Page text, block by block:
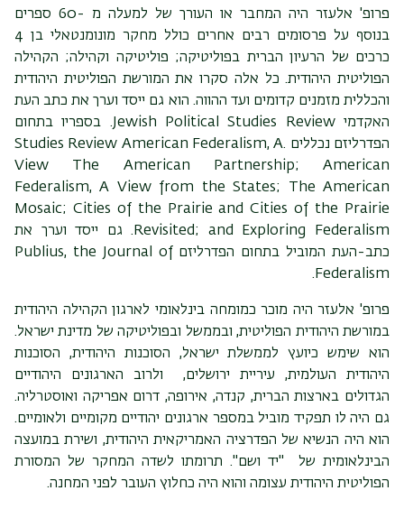
פרופ' אלעזר היה המחבר או העורך של למעלה מ -60 ספרים
בנוסף על פרסומים רבים אחרים כולל מחקר מונומנטאלי בן 4
כרכים של הרעיון הברית בפוליטיקה; פוליטיקה וקהילה; הקהילה
הפוליטית היהודית. כל אלה סקרו את המורשת הפוליטית היהודית
והכללית מזמנים קדומים ועד ההווה. הוא גם ייסד וערך את כתב העת
האקדמי Jewish Political Studies Review. בספריו בתחום
הפדרליזם נכללים .Studies Review American Federalism, A
View The American Partnership; American
Federalism, A View from the States; The American
Mosaic; Cities of the Prairie and Cities of the Prairie
Revisited; and Exploring Federalism. גם ייסד וערך את
כתב-העת המוביל בתחום הפדרליזם Publius, the Journal of
Federalism.
פרופ' אלעזר היה מוכר כמומחה בינלאומי לארגון הקהילה היהודית
במורשת היהודית הפוליטית, ובממשל ובפוליטיקה של מדינת ישראל.
הוא שימש כיועץ לממשלת ישראל, הסוכנות היהודית, הסוכנות
היהודית העולמית, עיריית ירושלים, ולרוב הארגונים היהודיים
הגדולים בארצות הברית, קנדה, אירופה, דרום אפריקה ואוסטרליה.
גם היה לו תפקיד מוביל במספר ארגונים יהודיים מקומיים ולאומיים.
הוא היה הנשיא של הפדרציה האמריקאית היהודית, ושירת במועצה
הבינלאומית של "יד ושם". תרומתו לשדה המחקר של המסורת
הפוליטית היהודית עצומה והוא היה כחלוץ העובר לפני המחנה.